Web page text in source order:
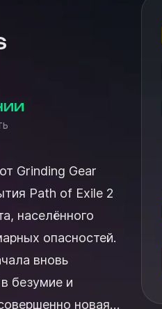
Grinding Gear
Path of Exile 2
населённого
опасностей.
вновь
безумие и